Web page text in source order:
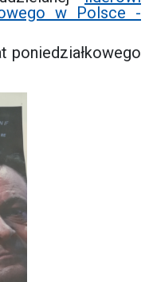
w Polsce -
poniedziałkowego